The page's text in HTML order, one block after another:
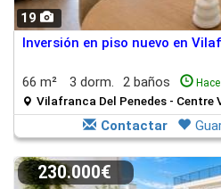
19
Inversión en piso nuevo en
66 m² 3 dorm. 2 baños
Vilafranca Del Penedes - Centre
Contactar
230.000€